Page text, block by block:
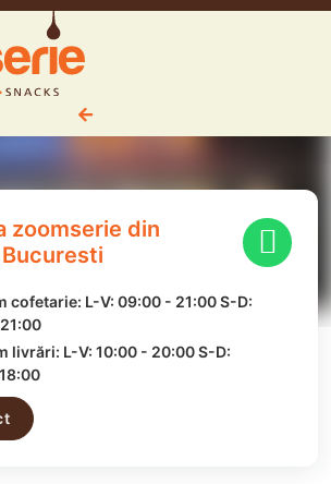
zoomserie din
cofetarie: L-V: 09:00 - 21:00S-D:
21:00
livrări: L-V: 10:00 - 20:00S-D:
18:00